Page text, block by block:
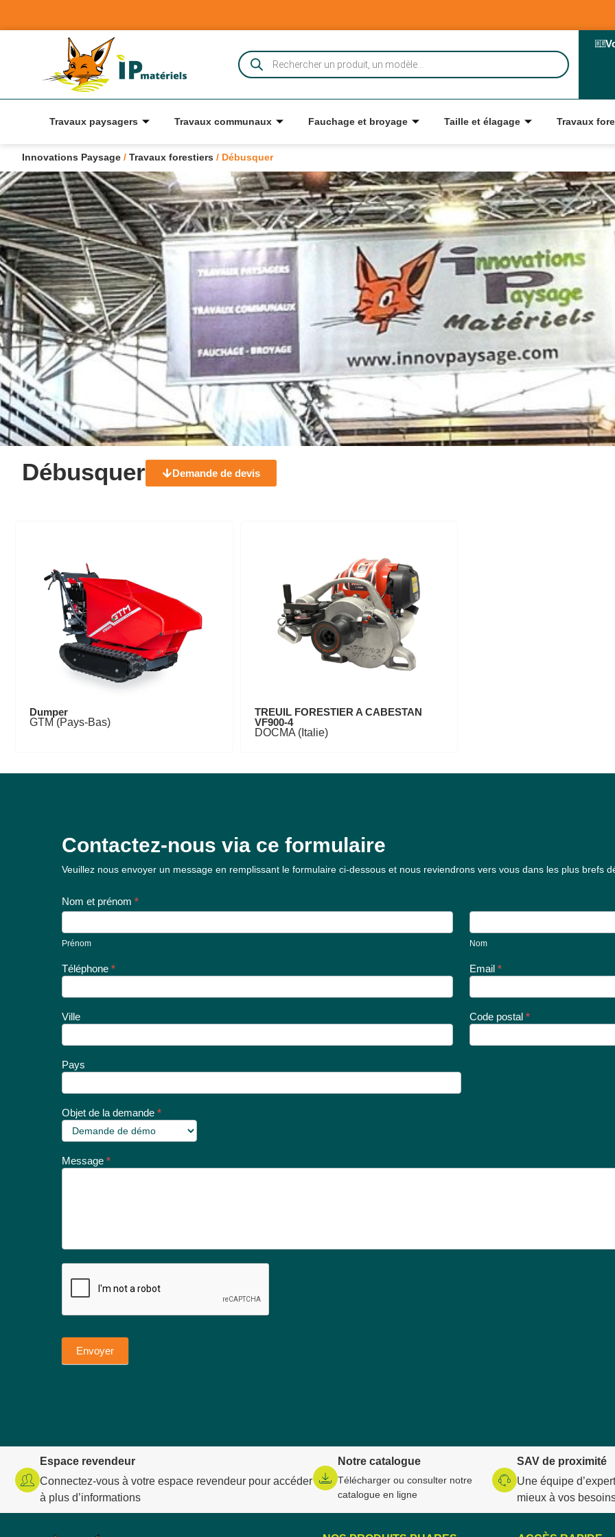
Travaux paysagers Travaux communaux Fauchage et broyage Taille et élagage Travaux
Innovations Paysage / Travaux forestiers / Débusquer
Débusquer Demande de devis
Dumper
GTM (Pays-Bas)
TREUIL FORESTIER A CABESTAN
VF900-4
DOCMA (Italie)
Contactez-nous via ce formulaire
Veuillez nous envoyer un message en remplissant le formulaire ci-dessous et nous reviendrons vers vous dans les plus brefs
Nom et prénom *
Prénom
Prénom
Nom
Nom
Téléphone * Email *
Ville Code postal *
Pays
Objet de la demande *
Message *
Envoyer
Espace revendeur
Connectez-vous à votre espace revendeur pour accéder
à plus d’informations
Notre catalogue
Télécharger ou consulter notre
catalogue en ligne
SAV de proximité
Une équipe
mieux à vos